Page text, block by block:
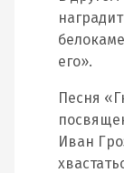
его».
Песня
Иван